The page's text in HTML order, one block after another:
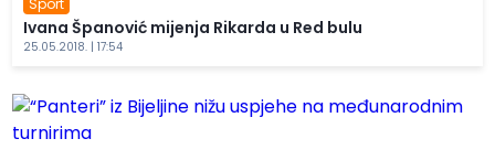
Sport
Ivana Španović mijenja Rikarda u Red bulu
25.05.2018. | 17:54